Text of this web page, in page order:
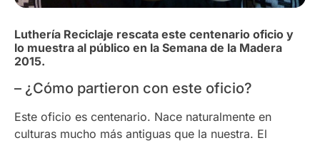
Luthería Reciclaje rescata este centenario oficio y
lo muestra al público en la Semana de la Madera
2015.
– ¿Cómo partieron con este oficio?
Este oficio es centenario. Nace naturalmente en
culturas mucho más antiguas que la nuestra. El